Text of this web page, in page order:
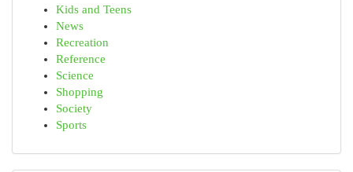
Kids and Teens
News
Recreation
Reference
Science
Shopping
Society
Sports